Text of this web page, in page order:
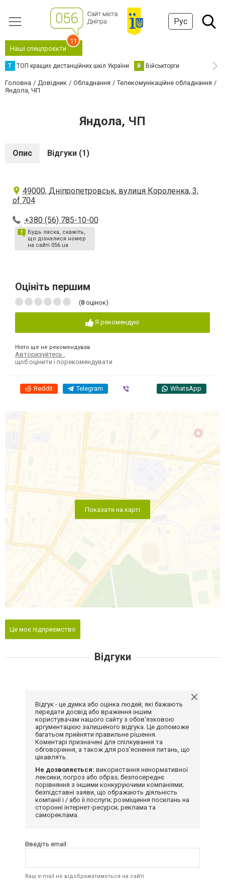
Рус
Наші спецпроєкти
11
Т ТОП кращих дистанційних шкіл України В Військторги
Головна Довідник Обладнання
Телекомунікаційне обладнання
Яндола, ЧП
Яндола, ЧП
Опис Відгуки (1)
49000, Дніпропетровськ, вулиця Короленка, 3,
of.704
+380 (56) 785-10-00
Будь ласка, скажіть,
що дізналися номер
на сайті 056.ua
Оцініть першим
(0 оцінок)
Я рекомендую
Ніхто ще не рекомендував
Авторизуйтесь
щоб оцінити і порекомендувати
Reddit Telegram WhatsApp
Показати на карті
Це моє підприємство
Відгуки
Відгук - це думка або оцінка людей, які бажають
передати досвід або враження іншим
користувачам нашого сайту з обов'язковою
аргументацією залишеного відгука. Це допоможе
багатьом прийняти правильне рішення.
Коментарі призначені для спілкування та
обговорення, а також для роз'яснення питань, що
цікавлять.
Не дозволяється: використання ненормативної
лексики, погроз або образ; безпосереднє
порівняння з іншими конкуруючими компаніями;
безпідставні заяви, що ображають діяльність
компанії і / або її послуги; розміщення посилань на
сторонні інтернет-ресурси; реклама та
самореклама.
Введіть email:
Ваш e-mail не відображатиметься на сайті